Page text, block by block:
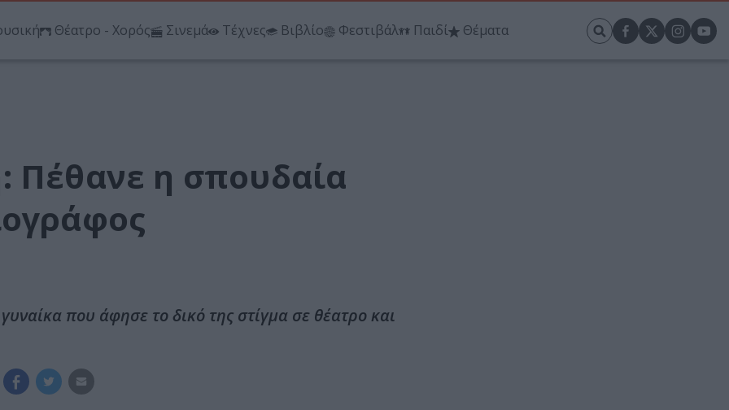
Θέατρο - Χορός Σινεμά Τέχνες Βιβλίο Φεστιβάλ Παιδί Θέματα
Πέθανε η σπουδαία
που άφησε το δικό της στίγμα σε θέατρο και